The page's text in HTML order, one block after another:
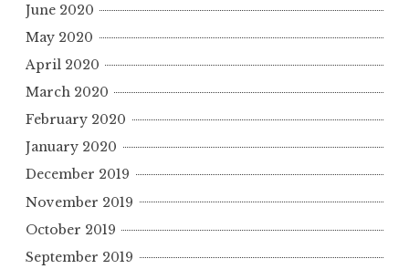
June 2020
May 2020
April 2020
March 2020
February 2020
January 2020
December 2019
November 2019
October 2019
September 2019